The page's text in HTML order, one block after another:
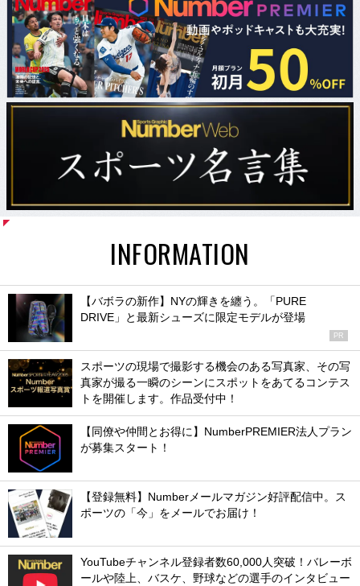
INFORMATION
【バボラの新作】NYの輝きを纏う。「PURE
DRIVE」と最新シューズに限定モデルが登場
PR
スポーツの現場で撮影する機会のある写真家、その写
真家が撮る一瞬のシーンにスポットをあてるコンテス
トを開催します。作品受付中！
【同僚や仲間とお得に】NumberPREMIER法人プラン
が募集スタート！
【登録無料】Numberメールマガジン好評配信中。ス
ポーツの「今」をメールでお届け！
YouTubeチャンネル登録者数60,000人突破！バレーボ
ールや陸上、バスケ、野球などの選手のインタビュー